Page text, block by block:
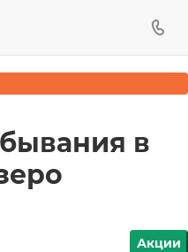
в
Акции